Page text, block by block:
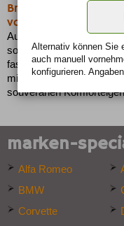
Brera:
von Alfa Romeo
Ausgerüstet mit einem
sowie kraftvollen Vier-,
fasziniert der bis zu 240
mit außergewöhnlichem
souveränen
marken-
Alfa Romeo
BMW
Corvette
Alternativ können Sie
auch manuell
konfigurieren.